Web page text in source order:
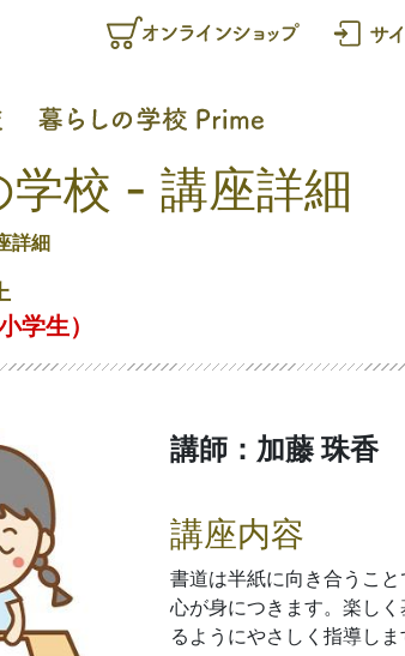
校 - 講座詳細
詳細
生）
講師：加藤 珠香
講座内容
書道は半紙に向き合うこ
心が身につきます。楽し
るようにやさしく指導し